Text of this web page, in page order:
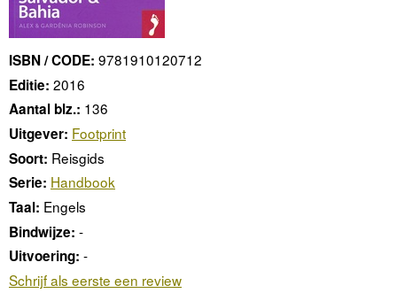
ISBN / CODE: 9781910120712
Editie: 2016
Aantal blz.: 136
Uitgever: Footprint
Soort: Reisgids
Serie: Handbook
Taal: Engels
Bindwijze: -
Uitvoering: -
Schrijf als eerste een review